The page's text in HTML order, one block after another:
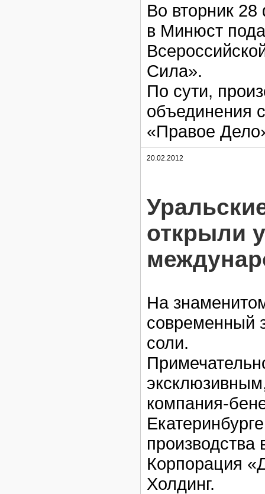
Во вторник
в Минюст
Сила».
По сути,
объединения
«Правое
20.02.2012
открыли
На
современный
соли.
компания-
производства
Корпорация
Холдинг.